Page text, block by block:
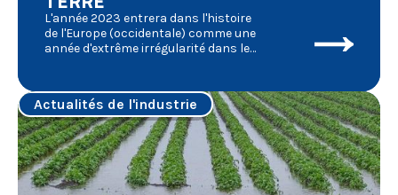
L'année 2023 entrera dans l'histoire
de l'Europe (occidentale) comme une
année d'extrême irrégularité dans les
très important dans les fluctuations
de la conjoncture du marché, dont
nous donnons un bref résumé :
Actualités de l'industrie